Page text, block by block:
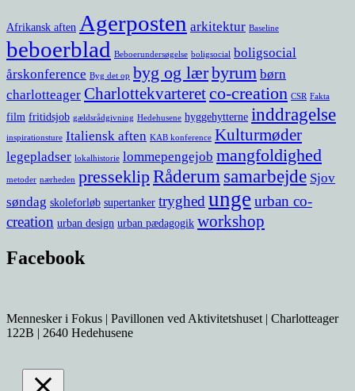
Afrikansk aften Agerposten arkitektur Baseline
beboerblad Beboerundersøgelse boligsocial boligsocial
årskonference Byg det op byg og lærbyrum børn
charlotteager Charlottekvarteretco-creation CSR Fakta
film fritidsjob gældsrådgivning Hedehusene hyggehytterne inddragelse
inspirationsture Italiensk aften KAB konference Kulturmøder
legepladser lokalhistorie lommepengejob mangfoldighed
metoder nærheden presseklipRåderum samarbejde Sjov
søndag skoleforløb supertanker tryghed unge urban co-
creation urban design urban pædagogik workshop
Facebook
Mennesker i Fokus | Pavillonen ved Aktivitetshuset | Charlotteager
122B | 2640 Hedehusene